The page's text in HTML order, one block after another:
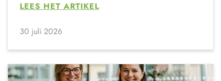
LEES HET ARTIKEL
30 juli 2026